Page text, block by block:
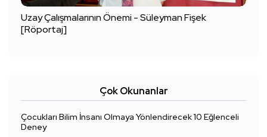
Uzay Çalışmalarının Önemi - Süleyman Fişek
[Röportaj]
Çok Okunanlar
Çocukları Bilim İnsanı Olmaya Yönlendirecek 10 Eğlenceli
Deney